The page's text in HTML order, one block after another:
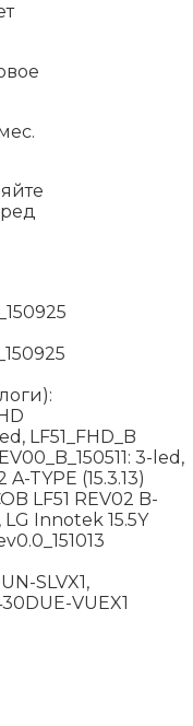
LF51_FHD_B
3-led,
A-TYPE (15.3.13)
LF51 REV02 B-
LG Innotek 15.5Y
SLVX1,
VUEX1